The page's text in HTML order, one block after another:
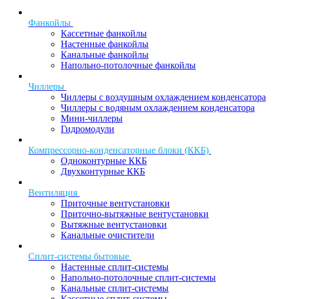
Фанкойлы
Кассетные фанкойлы
Настенные фанкойлы
Канальные фанкойлы
Напольно-потолочные фанкойлы
Чиллеры
Чиллеры с воздушным охлаждением конденсатора
Чиллеры с водяным охлаждением конденсатора
Мини-чиллеры
Гидромодули
Компрессорно-конденсаторные блоки (ККБ)
Одноконтурные ККБ
Двухконтурные ККБ
Вентиляция
Приточные вентустановки
Приточно-вытяжные вентустановки
Вытяжные вентустановки
Канальные очистители
Сплит-системы бытовые
Настенные сплит-системы
Напольно-потолочные сплит-системы
Канальные сплит-системы